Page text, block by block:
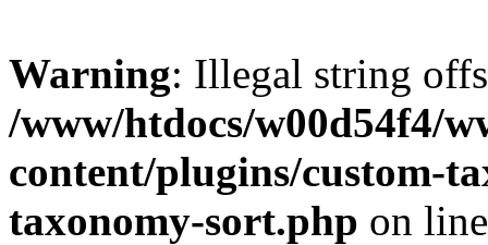
Warning: Illegal string
/www/htdocs/w00d54f4/
content/plugins/custom-
taxonomy-sort.php on